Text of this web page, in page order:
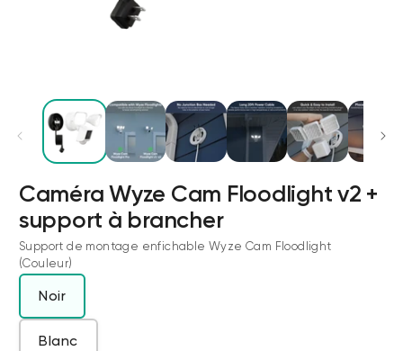
Caméra Wyze Cam Floodlight v2 +
support à brancher
Support de montage enfichable Wyze Cam Floodlight
(Couleur)
Noir
Blanc
Verrou Wyze v2